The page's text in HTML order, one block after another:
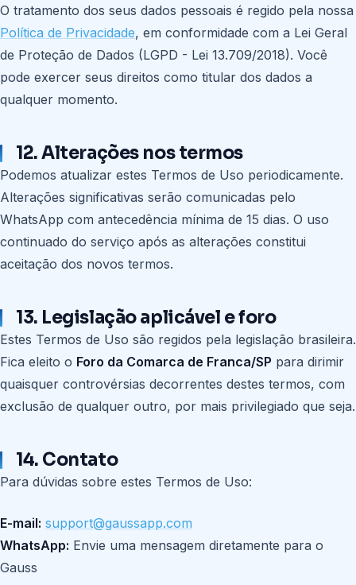
O tratamento dos seus dados pessoais é regido pela nossa
Política de Privacidade, em conformidade com a Lei Geral
de Proteção de Dados (LGPD - Lei 13.709/2018). Você
pode exercer seus direitos como titular dos dados a
qualquer momento.
12. Alterações nos termos
Podemos atualizar estes Termos de Uso periodicamente.
Alterações significativas serão comunicadas pelo
WhatsApp com antecedência mínima de 15 dias. O uso
continuado do serviço após as alterações constitui
aceitação dos novos termos.
13. Legislação aplicável e foro
Estes Termos de Uso são regidos pela legislação brasileira.
Fica eleito o Foro da Comarca de Franca/SP para dirimir
quaisquer controvérsias decorrentes destes termos, com
exclusão de qualquer outro, por mais privilegiado que seja.
14. Contato
Para dúvidas sobre estes Termos de Uso:
E-mail: support@gaussapp.com
WhatsApp: Envie uma mensagem diretamente para o
Gauss